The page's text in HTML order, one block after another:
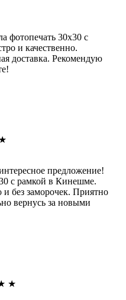
фотопечать 30х30 с
и качественно.
доставка. Рекомендую
предложение!
с рамкой в Кинешме.
и без заморочек. Приятно
вернусь за новыми
★